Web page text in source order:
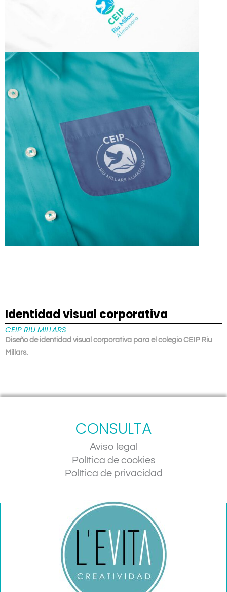
Identidad visual corporativa
CEIP RIU MILLARS
Diseño de identidad visual corporativa para el colegio CEIP Riu
Millars.
CONSULTA
Aviso legal
Política de cookies
Política de privacidad